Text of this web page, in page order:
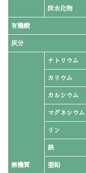
炭水化物
有機酸
灰分
無機質
ナトリウム
カリウム
カルシウム
マグネシウム
リン
鉄
亜鉛